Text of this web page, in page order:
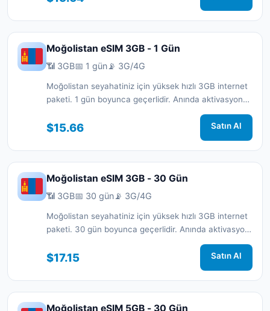
Moğolistan eSIM 3GB - 1 Gün
📶 3GB📅 1 gün📡 3G/4G
Moğolistan seyahatiniz için yüksek hızlı 3GB internet
paketi. 1 gün boyunca geçerlidir. Anında aktivasyon
$15.66 Satın Al
Moğolistan eSIM 3GB - 30 Gün
📶 3GB📅 30 gün📡 3G/4G
Moğolistan seyahatiniz için yüksek hızlı 3GB internet
paketi. 30 gün boyunca geçerlidir. Anında aktivasyon
$17.15 Satın Al
Moğolistan eSIM 5GB - 30 Gün